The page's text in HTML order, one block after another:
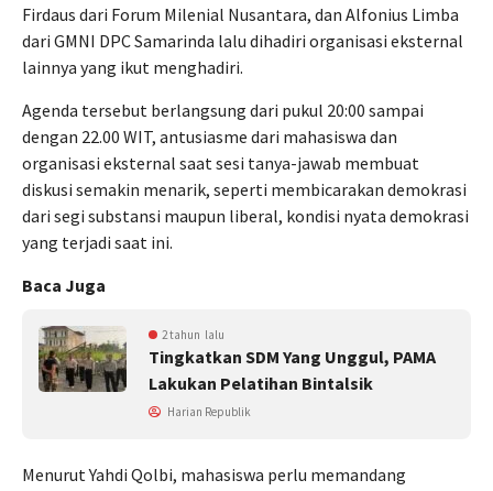
Firdaus dari Forum Milenial Nusantara, dan Alfonius Limba
dari GMNI DPC Samarinda lalu dihadiri organisasi eksternal
lainnya yang ikut menghadiri.
Agenda tersebut berlangsung dari pukul 20:00 sampai
dengan 22.00 WIT, antusiasme dari mahasiswa dan
organisasi eksternal saat sesi tanya-jawab membuat
diskusi semakin menarik, seperti membicarakan demokrasi
dari segi substansi maupun liberal, kondisi nyata demokrasi
yang terjadi saat ini.
Baca Juga
2 tahun lalu
Tingkatkan SDM Yang Unggul, PAMA
Lakukan Pelatihan Bintalsik
Harian Republik
Menurut Yahdi Qolbi, mahasiswa perlu memandang